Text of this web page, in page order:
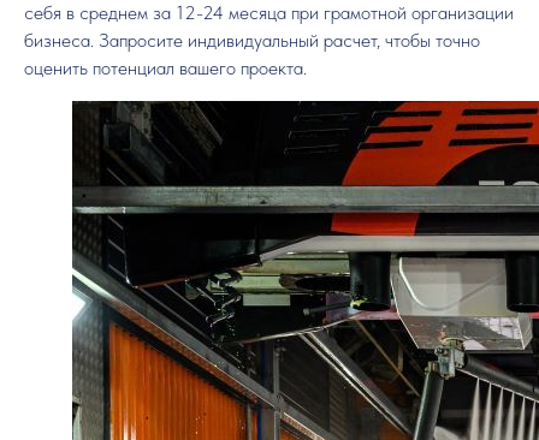
себя в среднем за 12-24 месяца при грамотной организации
бизнеса. Запросите индивидуальный расчет, чтобы точно
оценить потенциал вашего проекта.